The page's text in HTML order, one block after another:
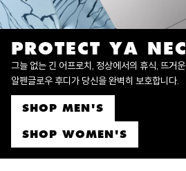
PROTECT YA
그늘 없는 긴 어프로치, 정상에서의 휴식, 뜨거
알펜글로우 후디가 당신을 완벽히 보호합니다.
SHOP MEN'S
SHOP WOMEN'S